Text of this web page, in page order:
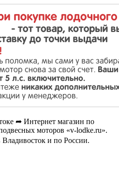
➦ Интернет магазин по
моторов «v-lodke.ru».
и по России.